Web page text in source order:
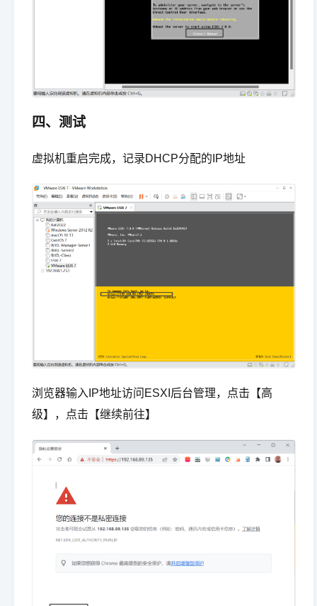
四、测试
虚拟机重启完成，记录DHCP分配的IP地址
浏览器输入IP地址访问ESXI后台管理，点击【高
级】，点击【继续前往】